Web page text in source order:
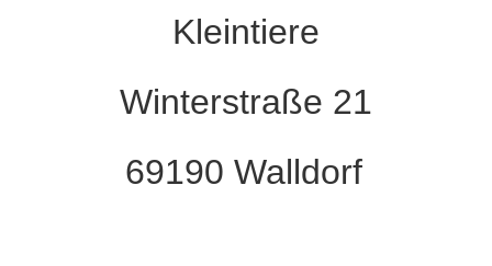
Kleintiere
Winterstraße 21
69190 Walldorf